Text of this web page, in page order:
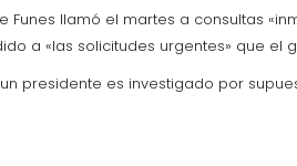
Funes llamó el martes a consultas
a «las solicitudes urgentes» que el
presidente es investigado por